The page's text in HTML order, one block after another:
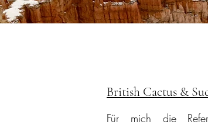
Für mich die
British Cactus &